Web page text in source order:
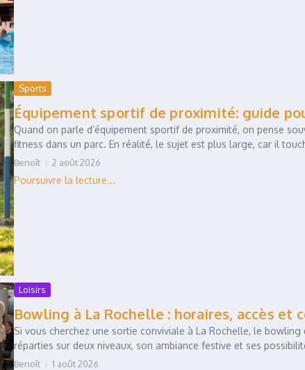
Sports
Équipement sportif de proximité: guide
Quand on parle d’équipement sportif de proximité, on pense
fitness dans un parc. En réalité, le sujet est plus large, car il
Benoît 2 août 2026
Loisirs
Bowling à La Rochelle : horaires, accès et
Si vous cherchez une sortie conviviale à La Rochelle, le
réparties sur deux niveaux, son ambiance festive et ses
Benoît 1 août 2026